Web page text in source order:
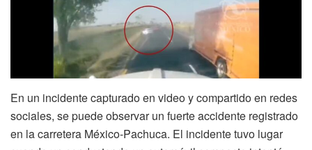
En un incidente capturado en video y compartido en redes
sociales, se puede observar un fuerte accidente registrado
en la carretera México-Pachuca. El incidente tuvo lugar